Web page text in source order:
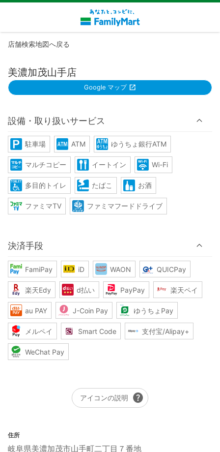
店舗検索地図へ戻る
美濃加茂山手店
Google マップ
設備・取り扱いサービス
駐車場 ATM ゆうちょ銀行ATM
マルチコピー イートイン Wi-Fi
多目的トイレ たばこ お酒
ファミマTV ファミマフードドライブ
決済手段
FamiPay iD WAON QUICPay
楽天Edy d払い PayPay 楽天ペイ
au PAY J-Coin Pay ゆうちょPay
メルペイ Smart Code 支付宝/Alipay+
WeChat Pay
アイコンの説明 help
住所
岐阜県美濃加茂市山手町二丁目７番地